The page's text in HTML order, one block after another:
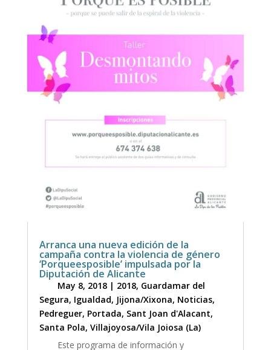
Arranca una nueva edición de la
campaña contra la violencia de género
‘Porqueesposible’ impulsada por la
Diputación de Alicante
May 8, 2018| 2018, Guardamar del
Segura, Igualdad, Jijona/Xixona, Noticias,
Pedreguer, Portada, Sant Joan d'Alacant,
Santa Pola, Villajoyosa/Vila Joiosa (La)
Este programa de información y